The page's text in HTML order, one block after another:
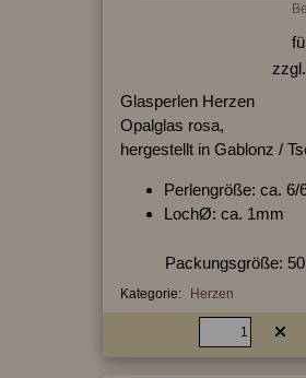
zzgl.
Glasperlen Herzen
Opalglas rosa,
hergestellt in Gablonz /
Perlengröße: ca. 6/
LochØ: ca. 1mm
Packungsgröße:
Kategorie: Herzen